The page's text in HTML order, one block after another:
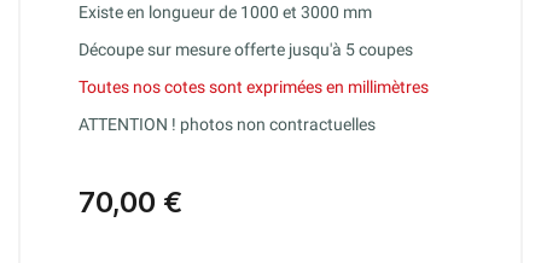
Existe en longueur de 1000 et 3000 mm
Découpe sur mesure offerte jusqu'à 5 coupes
Toutes nos cotes sont exprimées en millimètres
ATTENTION ! photos non contractuelles
70,00 €